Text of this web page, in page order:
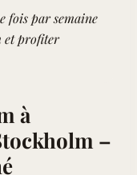
fois par semaine
et profiter
à
–